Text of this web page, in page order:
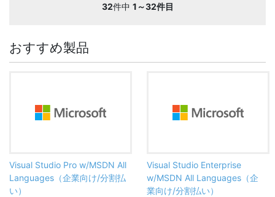
32件中 1～32件目
おすすめ製品
Visual Studio Pro w/MSDN All
Languages（企業向け/分割払
い）
Visual Studio Enterprise
w/MSDN All Languages（企
業向け/分割払い）